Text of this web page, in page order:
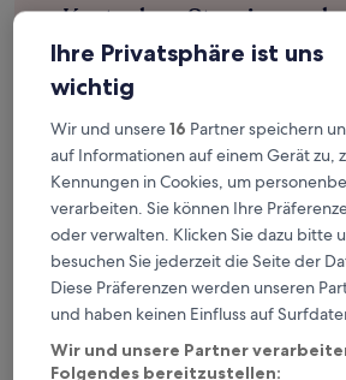
Kostenlose Stornierung
Planänderungen
Verdiene Prämien für jede
wahrgenommene
Mehr sparen mit Preisen
Überprüfe die Preise für
Heute
6. Aug. - 7. Aug.
Ihre Privatsphäre ist uns
wichtig
Wir und unsere16 Partner speichern
auf Informationen auf einem Gerät zu,
Kennungen in Cookies, um
verarbeiten. Sie können Ihre
oder verwalten. Klicken Sie dazu bitte
besuchen Sie jederzeit die Seite der
Diese Präferenzen werden unseren
und haben keinen Einfluss auf
Wir und unsere Partner
Folgendes bereitzustellen: